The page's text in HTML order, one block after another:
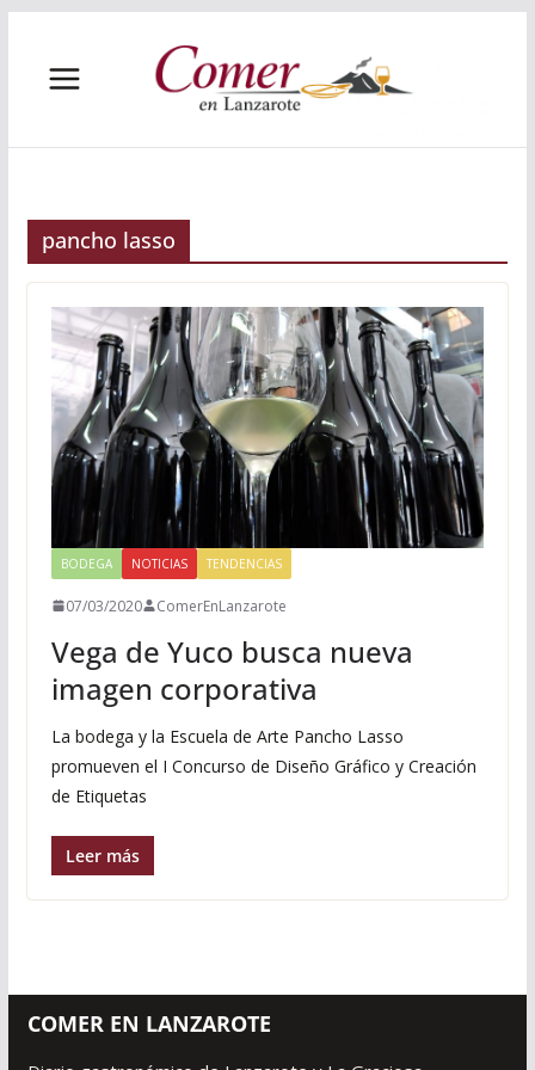
contenido
pancho lasso
BODEGA NOTICIAS TENDENCIAS
07/03/2020 ComerEnLanzarote
Vega de Yuco busca nueva
imagen corporativa
La bodega y la Escuela de Arte Pancho Lasso
promueven el I Concurso de Diseño Gráfico y Creación
de Etiquetas
Leer más
COMER EN LANZAROTE